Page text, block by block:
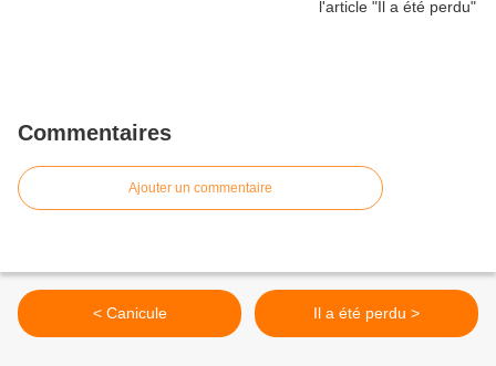
Commentaires
Ajouter un commentaire
< Canicule Il a été perdu >